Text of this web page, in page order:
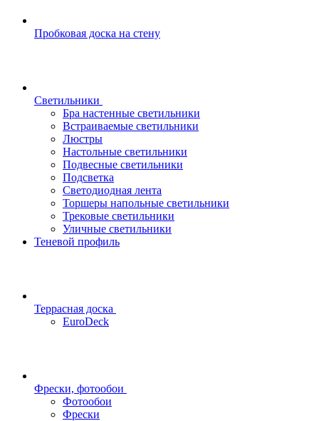
Пробковая доска на стену
Светильники
Бра настенные светильники
Встраиваемые светильники
Люстры
Настольные светильники
Подвесные светильники
Подсветка
Светодиодная лента
Торшеры напольные светильники
Трековые светильники
Уличные светильники
Теневой профиль
Террасная доска
EuroDeck
Фрески, фотообои
Фотообои
Фрески